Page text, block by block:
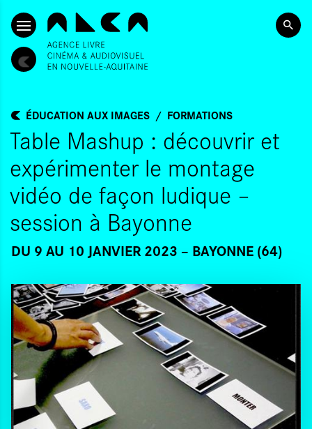
ALLER AU CONTENU PRINCIPAL
ÉDUCATION AUX IMAGES FORMATIONS
Table Mashup : découvrir et
expérimenter le montage
vidéo de façon ludique –
session à Bayonne
DU 9 AU 10 JANVIER 2023 BAYONNE (64)